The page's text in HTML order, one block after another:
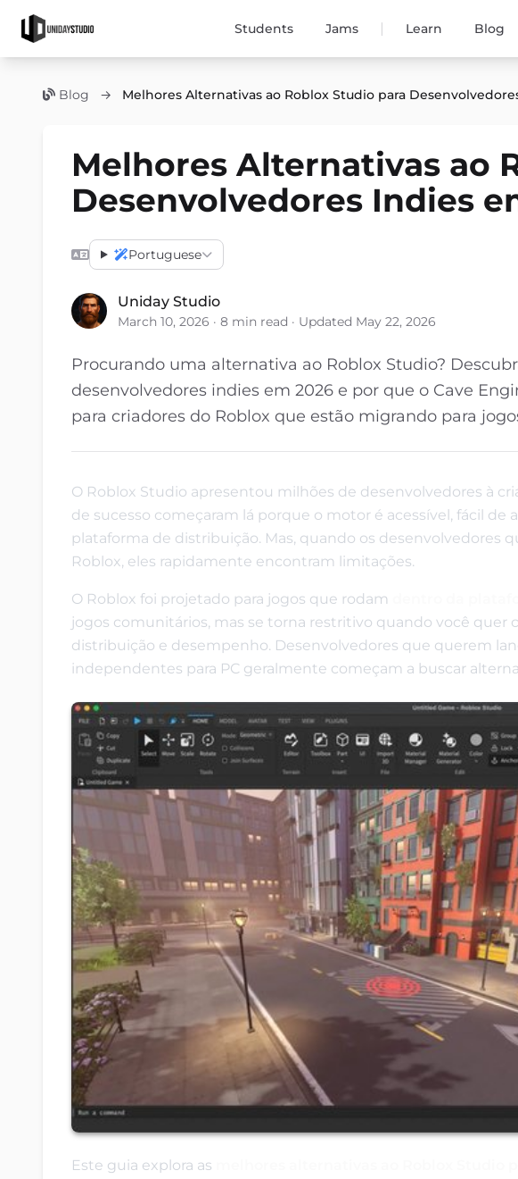
Students Jams | Learn Blog
Blog → Melhores Alternativas ao Roblox Studio para
Melhores Alternativas ao
Desenvolvedores Indies
Portuguese
Uniday Studio
March 10, 2026 · 8 min read · Updated May 22, 2026
Procurando uma alternativa ao Roblox Studio?
desenvolvedores indies em 2026 e por que o Cave
para criadores do Roblox que estão migrando para
O Roblox Studio apresentou milhões de desenvolvedores à
de sucesso começaram lá porque o motor é acessível, fácil
plataforma de distribuição. Mas, quando os desenvolvedores
Roblox, eles rapidamente encontram limitações.
O Roblox foi projetado para jogos que rodam
jogos comunitários, mas se torna restritivo quando você quer
distribuição e desempenho. Desenvolvedores que querem
independentes para PC geralmente começam a buscar
Este guia explora as